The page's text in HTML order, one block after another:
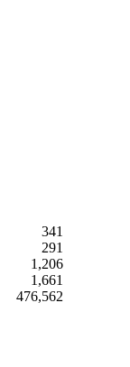
341
291
1,206
1,661
476,562